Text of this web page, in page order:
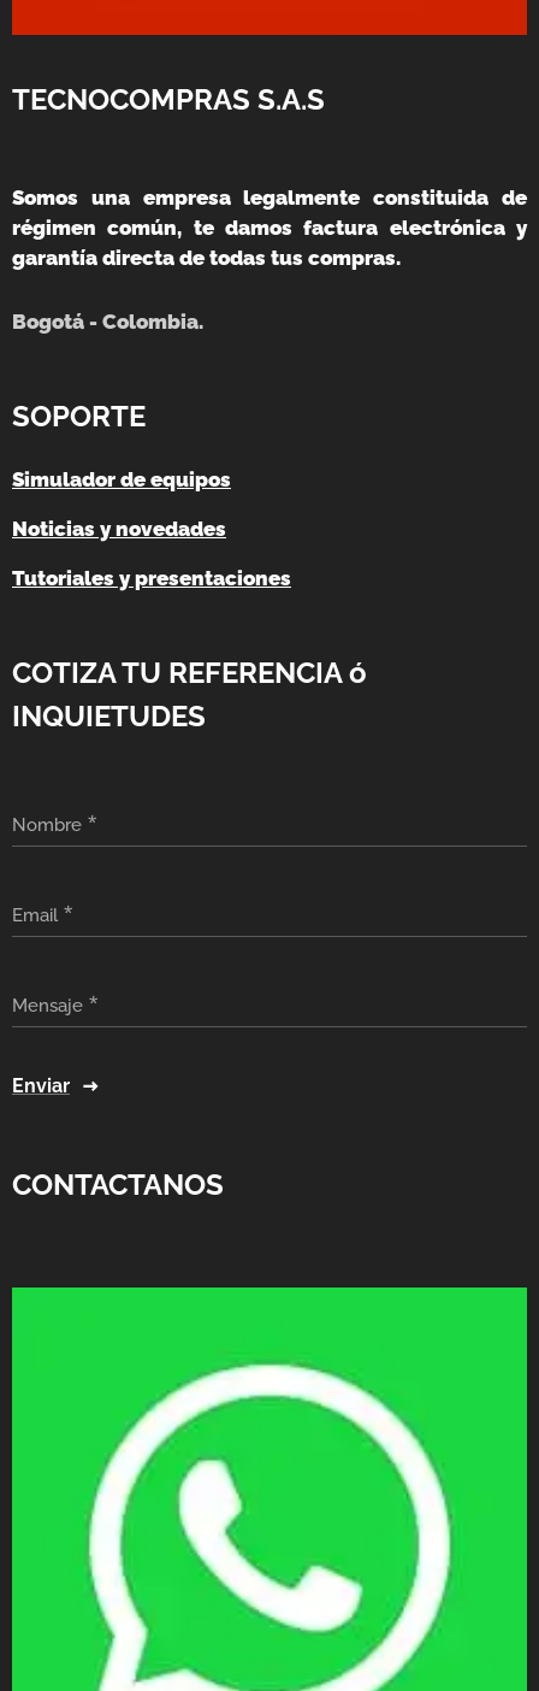
TECNOCOMPRAS S.A.S
Somos una empresa legalmente constituida de
régimen común, te damos factura electrónica y
garantía directa de todas tus compras.
Bogotá - Colombia.
SOPORTE
Simulador de equipos
Noticias y novedades
Tutoriales y presentaciones
COTIZA TU REFERENCIA ó
INQUIETUDES
Nombre
Email
Mensaje
Enviar
CONTACTANOS